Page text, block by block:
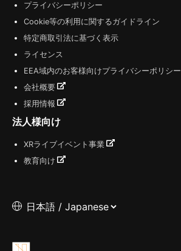
プライバシーポリシー
Cookie等の利用に関するガイドライン
特定商取引法に基づく表示
ライセンス
EEA域内のお客様向けプライバシーポリシー
会社概要
採用情報
法人様向け
XRライブイベント事業
教育向け